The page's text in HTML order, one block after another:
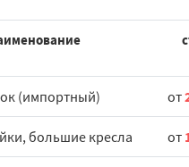
(импортный) от
большие кресла от